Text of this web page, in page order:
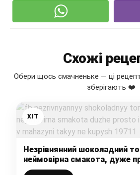
Схожі
Обери щось смачненьке — ці
зберігають ❤️
ХІТ
Незрівнянний шоколадний
неймовірна смакота, дуже
готується, а в магазині